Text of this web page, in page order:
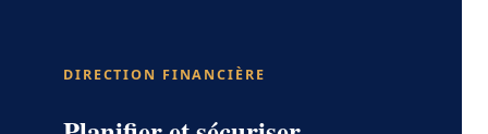
DIRECTION FINANCIÈRE